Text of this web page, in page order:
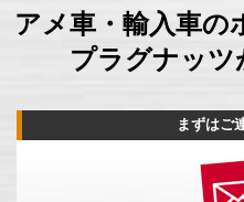
アメ車・輸入車の
プラグナッツ
まずはご